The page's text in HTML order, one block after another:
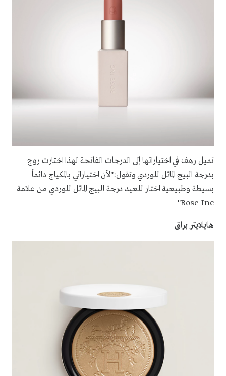
تميل رهف في اختياراتها إلى الدرجات الفاتحة لهذا اختارت روج
بدرجة البيج المائل للوردي وتقول:"لأن اختياراتي بالمكياج دائماً
بسيطة وطبيعية اختار للعيد درجة البيج المائل للوردي من علامة
Rose Inc"
هايلايتر براق